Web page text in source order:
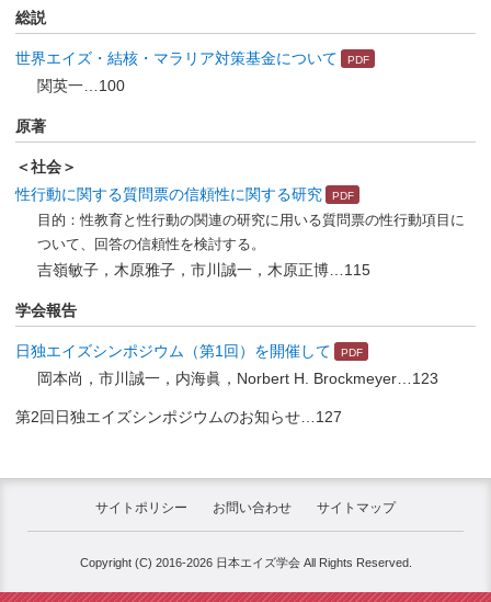
総説
世界エイズ・結核・マラリア対策基金について
関英一…100
原著
＜社会＞
性行動に関する質問票の信頼性に関する研究
目的：性教育と性行動の関連の研究に用いる質問票の性行動項目に
ついて、回答の信頼性を検討する。
吉嶺敏子，木原雅子，市川誠一，木原正博…115
学会報告
日独エイズシンポジウム（第1回）を開催して
岡本尚，市川誠一，内海眞，Norbert H. Brockmeyer…123
第2回日独エイズシンポジウムのお知らせ…127
サイトポリシー お問い合わせ サイトマップ
Copyright (C) 2016-2026 日本エイズ学会 All Rights Reserved.